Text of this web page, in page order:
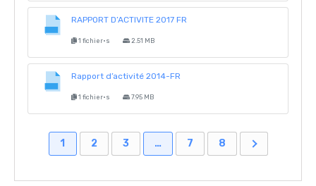
RAPPORT D’ACTIVITE 2017 FR
1 fichier·s 2.51 MB
Rapport d’activité 2014-FR
1 fichier·s 7.95 MB
1 2 3 … 7 8